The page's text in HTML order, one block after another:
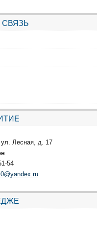
СВЯЗЬ
ул. Лесная, д. 17
54